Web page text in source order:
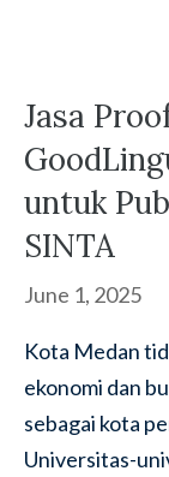
Jasa
untuk
SINTA
June 1, 2025
Kota Medan
ekonomi dan
sebagai kota
Universitas-